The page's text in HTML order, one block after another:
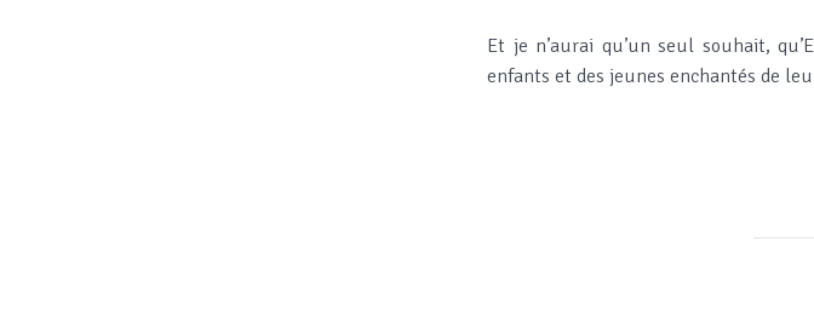
Et je n’aurai qu’un seul souhait,
enfants et des jeunes enchantés de